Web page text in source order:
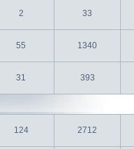
2 33
55 1340
31 393
124 2712